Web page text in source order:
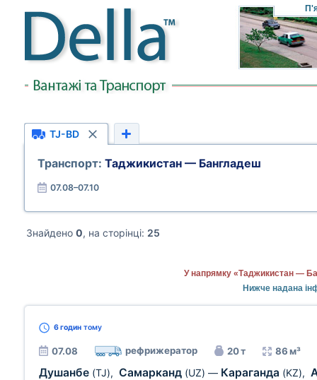
TJ-BD
Транспорт: Таджикистан — Бангладеш
07.08–07.10
Знайдено 0, на сторінці: 25
У напрямку «Таджикистан —
Нижче надана
6 годин тому
07.08 рефрижератор 20 т 86 м³
Душанбе (TJ), Самарканд (UZ) — Караганда (KZ),